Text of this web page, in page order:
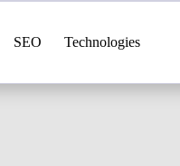
SEO Technologies